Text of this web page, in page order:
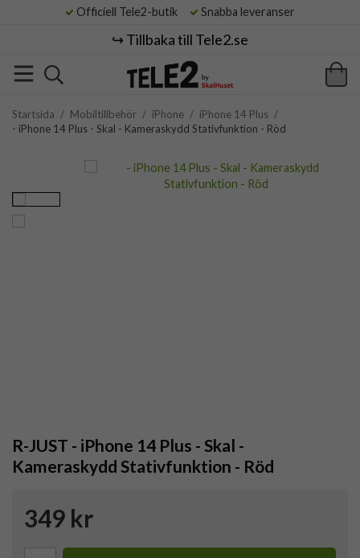
Officiell Tele2-butik Snabba leveranser
↪️ Tillbaka till Tele2.se
Startsida / Mobiltillbehör / iPhone / iPhone 14 Plus /
- iPhone 14 Plus - Skal - Kameraskydd Stativfunktion - Röd
R-JUST - iPhone 14 Plus - Skal -
Kameraskydd Stativfunktion - Röd
349 kr